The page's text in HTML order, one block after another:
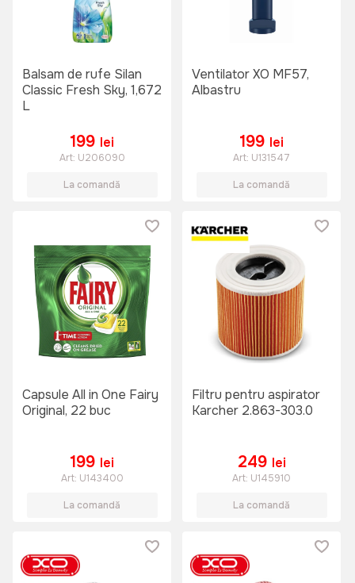
Balsam de rufe Silan
Classic Fresh Sky, 1,672
L
199 lei
Art: U206090
La comandă
Ventilator XO MF57,
Albastru
199 lei
Art: U131547
La comandă
Capsule All in One Fairy
Original, 22 buc
199 lei
Art: U143400
La comandă
Filtru pentru aspirator
Karcher 2.863-303.0
249 lei
Art: U145910
La comandă